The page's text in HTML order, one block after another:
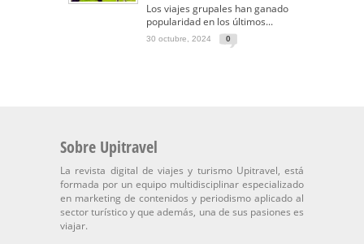
Los viajes grupales han ganado
popularidad en los últimos...
30 octubre, 2024 0
Sobre Upitravel
La revista digital de viajes y turismo Upitravel, está
formada por un equipo multidisciplinar especializado
en marketing de contenidos y periodismo aplicado al
sector turístico y que además, una de sus pasiones es
viajar.